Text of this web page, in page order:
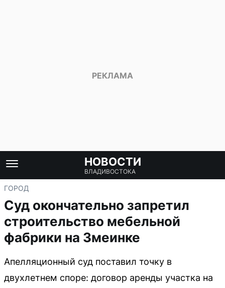
НОВОСТИ
ВЛАДИВОСТОКА
ГОРОД
Суд окончательно запретил
строительство мебельной
фабрики на Змеинке
Апелляционный суд поставил точку в
двухлетнем споре: договор аренды участка на